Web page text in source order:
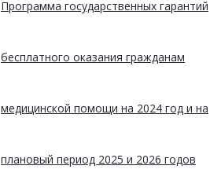
Программа государственных гарантий
бесплатного оказания гражданам
медицинской помощи на 2024 год и на
плановый период 2025 и 2026 годов